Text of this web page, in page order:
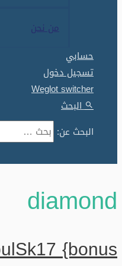
من نحن
حسابي
تسجيل دخول
Weglot switcher
البحث
البحث عن:
diamond
{bonus